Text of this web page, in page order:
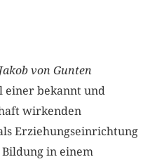
Jakob von Gunten
einer bekannt und
wirkenden
Erziehungseinrichtung
in einem